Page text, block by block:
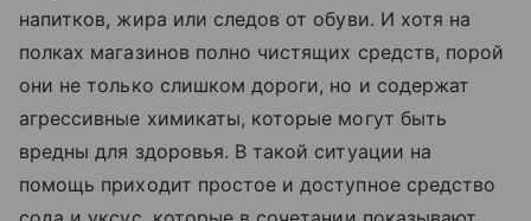
напитков, жира или следов от обуви. И хотя на
полках магазинов полно чистящих средств, порой
они не только слишком дороги, но и содержат
агрессивные химикаты, которые могут быть
вредны для здоровья. В такой ситуации на
помощь приходит простое и доступное средство